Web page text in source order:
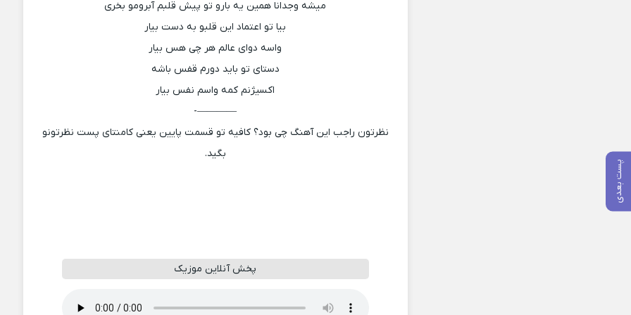
پست بعدی
میشه وجدانا همین یه بارو تو پیش قلبم آبرومو بخری
بیا تو اعتماد این قلبو به دست بیار
واسه دوای عالم هر چی هس بیار
دستای تو باید دورم قفس باشه
اکسیژنم کمه واسم نفس بیار
————-
نظرتون راجب این آهنگ چی بود؟ کافیه تو قسمت پایین یعنی کامنتای پست نظرتونو
بگید.
پخش آنلاین موزیک